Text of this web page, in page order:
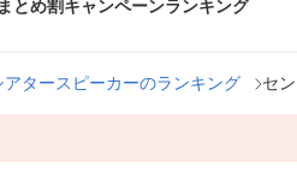
まとめ割キャンペーンランキング
アタースピーカーのランキング セ